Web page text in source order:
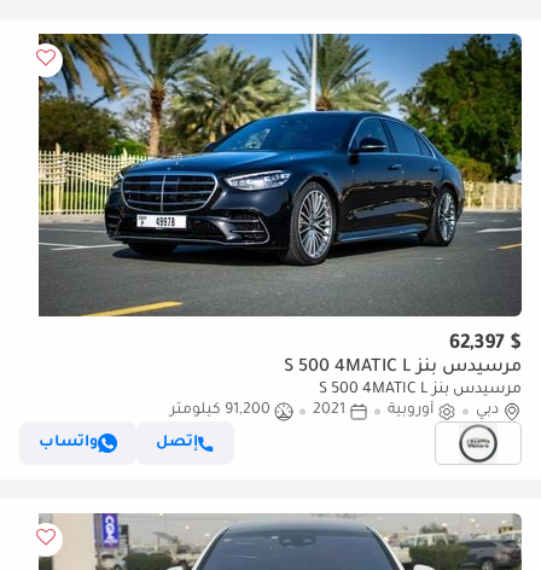
$ 62,397
مرسيدس بنز S 500 4MATIC L
مرسيدس بنز S 500 4MATIC L
دبي
أوروبية 2021
91,200 كيلومتر
إتصل
واتساب